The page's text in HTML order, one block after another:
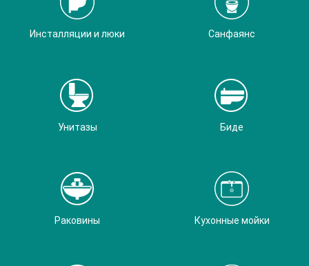
Инсталляции и люки Санфаянс
Унитазы Биде
Раковины Кухонные мойки